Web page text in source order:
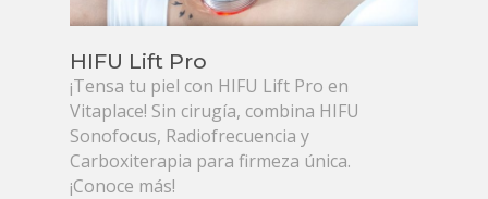
HIFU Lift Pro
¡Tensa tu piel con HIFU Lift Pro en
Vitaplace! Sin cirugía, combina HIFU
Sonofocus, Radiofrecuencia y
Carboxiterapia para firmeza única.
¡Conoce más!